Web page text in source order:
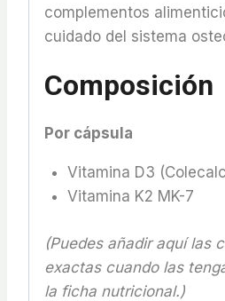
complementos
cuidado del sistema
Composición
Por cápsula
Vitamina D3
Vitamina K2 MK-7
(Puedes añadir aquí las
exactas cuando las
la ficha nutricional.)